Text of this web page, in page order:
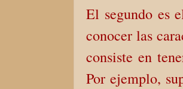
El segundo es
conocer las
consiste en
Por ejemplo,